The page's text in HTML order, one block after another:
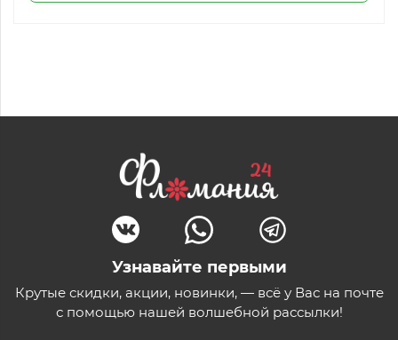
Узнавайте первыми
Крутые скидки, акции, новинки, — всё у Вас на почте
с помощью нашей волшебной рассылки!